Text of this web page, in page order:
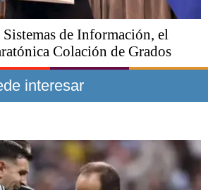
de Información, el
Colación de Grados
interesar